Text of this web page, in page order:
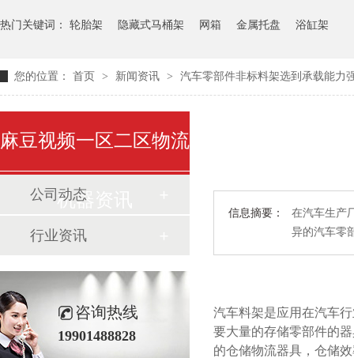
热门关键词： 轮胎架 隐藏式马桶架 网箱 金属托盘 浴缸架
您的位置： 首页 > 新闻资讯 > 汽车零部件非标料架选到承载能力
信息摘要：
在汽车生产
异的汽车零部
汽车料架是应用在汽车行
要大量的存储零部件的器
的仓储物流器具，仓储
麻豆视频一区二区物流
机器资讯
公司动态
行业资讯
咨询热线
19901488828